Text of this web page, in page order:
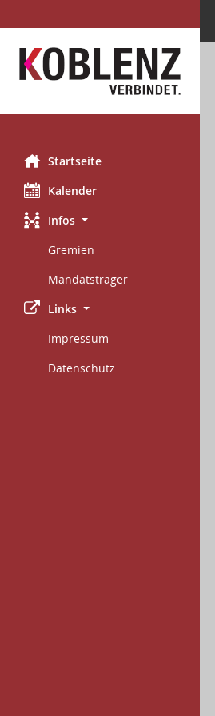
Startseite
Kalender
Infos
Gremien
Mandatsträger
Links
Impressum
Datenschutz